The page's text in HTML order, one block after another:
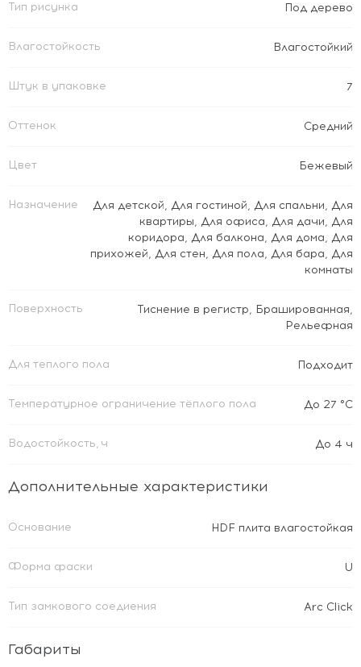
Тип рисунка Под дерево
Влагостойкость Влагостойкий
Штук в упаковке 7
Оттенок Средний
Цвет Бежевый
Назначение Для детской, Для гостиной, Для спальни, Для
квартиры, Для офиса, Для дачи, Для
коридора, Для балкона, Для дома, Для
прихожей, Для стен, Для пола, Для бара, Для
комнаты
Поверхность Тиснение в регистр, Брашированная,
Рельефная
Для теплого пола Подходит
Температурное ограничение тёплого пола До 27 °C
Водостойкость, ч До 4 ч
Дополнительные характеристики
Основание HDF плита влагостойкая
Форма фаски U
Тип замкового соедиения Arc Click
Габариты